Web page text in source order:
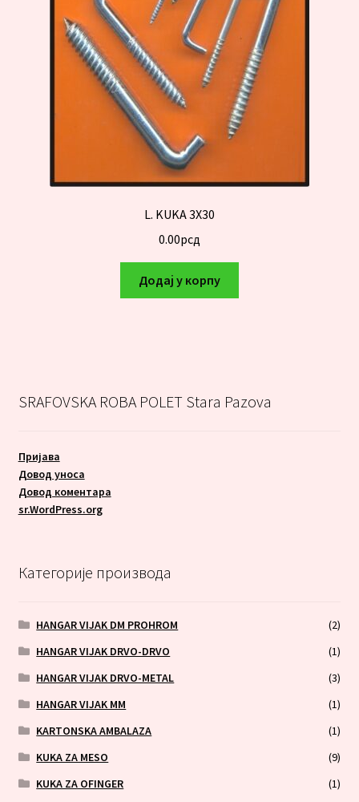
L. KUKA 3X30
0.00рсд
Додај у корпу
SRAFOVSKA ROBA POLET Stara Pazova
Пријава
Довод уноса
Довод коментара
sr.WordPress.org
Категорије производа
HANGAR VIJAK DM PROHROM
(2)
HANGAR VIJAK DRVO-DRVO
(1)
HANGAR VIJAK DRVO-METAL
(3)
HANGAR VIJAK MM
(1)
KARTONSKA AMBALAZA
(1)
KUKA ZA MESO
(9)
KUKA ZA OFINGER
(1)